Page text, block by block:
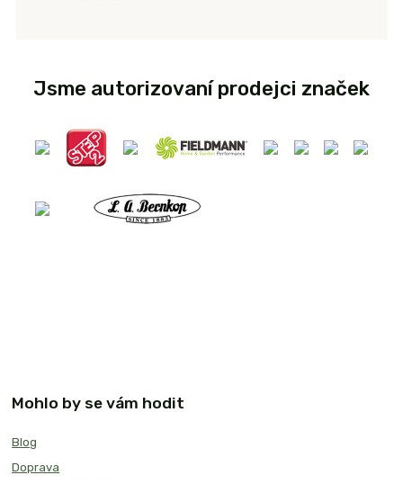
Jsme autorizovaní prodejci značek
Mohlo by se vám hodit
Blog
Doprava